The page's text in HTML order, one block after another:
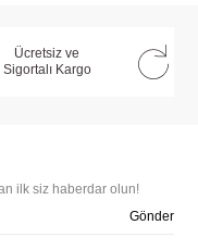
Ücretsiz ve
Sigortalı Kargo
ilk siz haberdar olun!
Gönder